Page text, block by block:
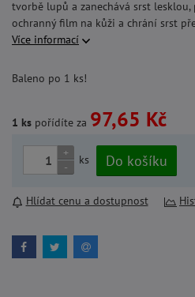
tvorbě lupů a zanechává srst
ochranný film na kůži a chrání srst
Více informací
Baleno po 1 ks!
1 ks pořídíte za 97,65 Kč
+
-
ks Do košíku
Hlídat cenu a dostupnost